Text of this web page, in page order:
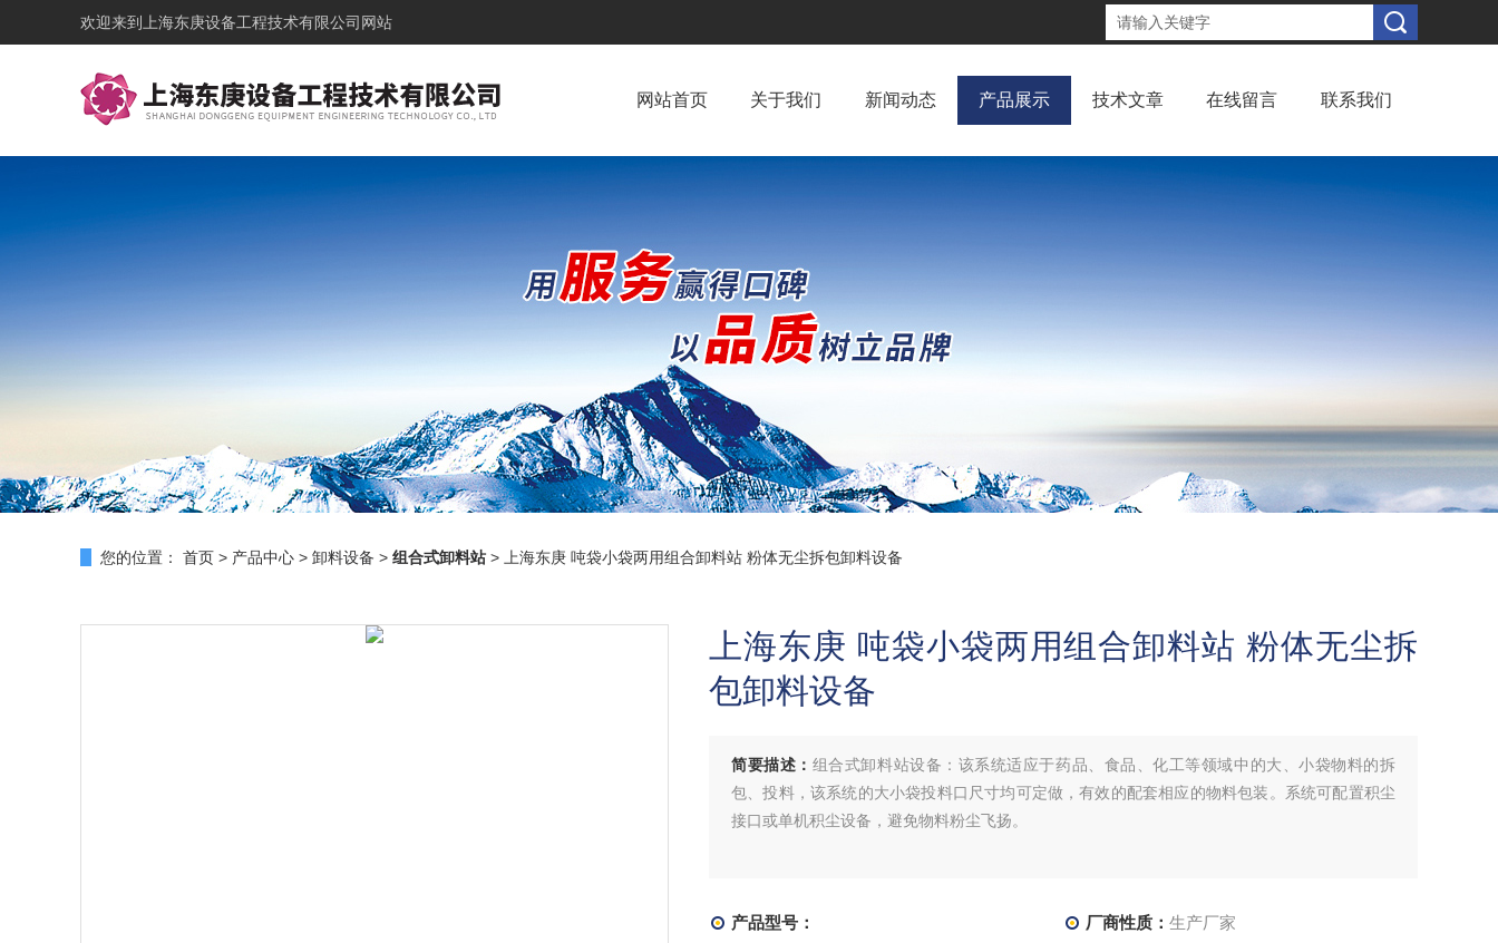
欢迎来到 上海东庚设备工程技术有限公司网站
网站首页 关于我们 新闻动态 产品展示 技术文章 在线留言 联系我们
您的位置： 首页 > 产品中心 > 卸料设备 > 组合式卸料站 > 上海东庚 吨袋小袋两用组合卸料站 粉体无尘拆包卸料设备
上海东庚 吨袋小袋两用组合卸料站 粉体无尘拆
包卸料设备
简要描述： 组合式卸料站设备：该系统适应于药品、食品、化工等领域中的大、小袋物料的拆
包、投料，该系统的大小袋投料口尺寸均可定做，有效的配套相应的物料包装。系统可配置积尘
接口或单机积尘设备，避免物料粉尘飞扬。
产品型号： 厂商性质： 生产厂家